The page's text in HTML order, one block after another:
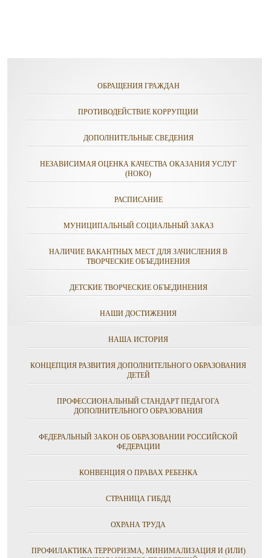
ОБРАЩЕНИЯ ГРАЖДАН
ПРОТИВОДЕЙСТВИЕ КОРРУПЦИИ
ДОПОЛНИТЕЛЬНЫЕ СВЕДЕНИЯ
НЕЗАВИСИМАЯ ОЦЕНКА КАЧЕСТВА ОКАЗАНИЯ УСЛУГ
(НОКО)
РАСПИСАНИЕ
МУНИЦИПАЛЬНЫЙ СОЦИАЛЬНЫЙ ЗАКАЗ
НАЛИЧИЕ ВАКАНТНЫХ МЕСТ ДЛЯ ЗАЧИСЛЕНИЯ В
ТВОРЧЕСКИЕ ОБЪЕДИНЕНИЯ
ДЕТСКИЕ ТВОРЧЕСКИЕ ОБЪЕДИНЕНИЯ
НАШИ ДОСТИЖЕНИЯ
НАША ИСТОРИЯ
КОНЦЕПЦИЯ РАЗВИТИЯ ДОПОЛНИТЕЛЬНОГО ОБРАЗОВАНИЯ
ДЕТЕЙ
ПРОФЕССИОНАЛЬНЫЙ СТАНДАРТ ПЕДАГОГА
ДОПОЛНИТЕЛЬНОГО ОБРАЗОВАНИЯ
ФЕДЕРАЛЬНЫЙ ЗАКОН ОБ ОБРАЗОВАНИИ РОССИЙСКОЙ
ФЕДЕРАЦИИ
КОНВЕНЦИЯ О ПРАВАХ РЕБЕНКА
СТРАНИЦА ГИБДД
ОХРАНА ТРУДА
ПРОФИЛАКТИКА ТЕРРОРИЗМА, МИНИМАЛИЗАЦИЯ И (ИЛИ)